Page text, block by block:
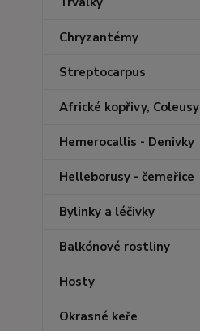
Chryzantémy
Streptocarpus
Africké kopřivy, Coleusy
Hemerocallis - Denivky
Helleborusy - čemeřice
Bylinky a léčivky
Balkónové rostliny
Hosty
Okrasné keře